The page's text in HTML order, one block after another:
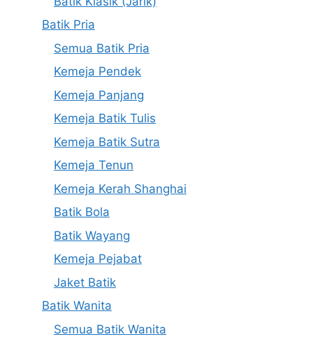
Batik Pria
Semua Batik Pria
Kemeja Pendek
Kemeja Panjang
Kemeja Batik Tulis
Kemeja Batik Sutra
Kemeja Tenun
Kemeja Kerah Shanghai
Batik Bola
Batik Wayang
Kemeja Pejabat
Jaket Batik
Batik Wanita
Semua Batik Wanita